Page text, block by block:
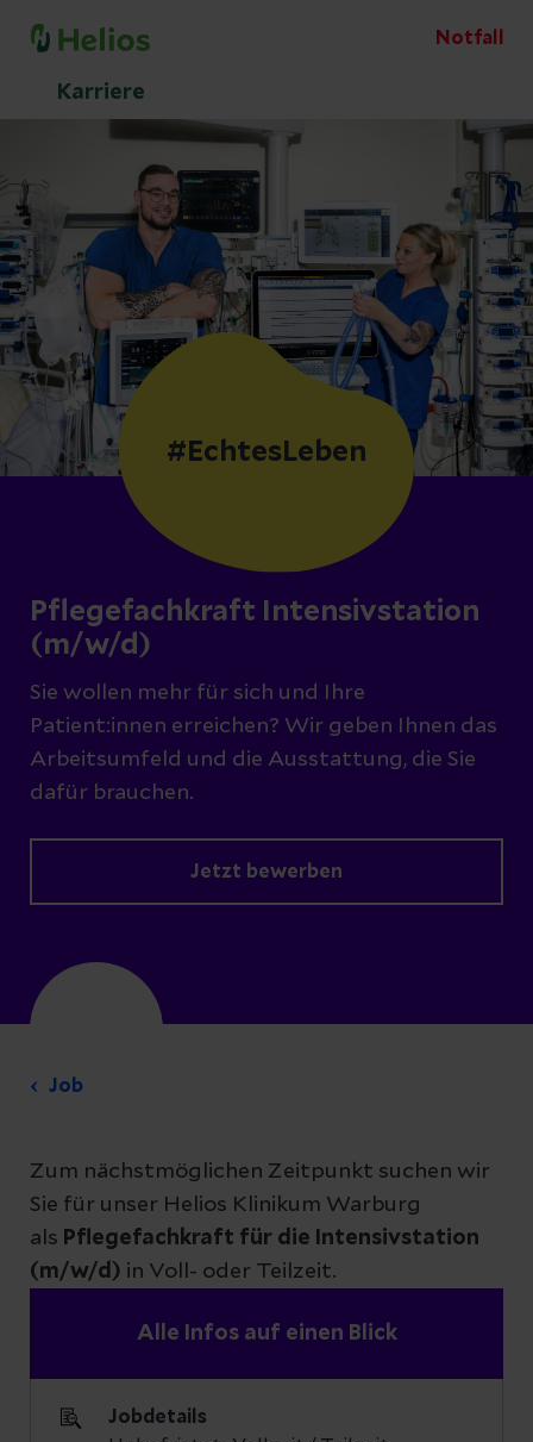
Notfall
Karriere
Pflegefachkraft Intensivstation
(m/w/d)
Sie wollen mehr für sich und Ihre
Patient:innen erreichen? Wir geben Ihnen das
Arbeitsumfeld und die Ausstattung, die Sie
dafür brauchen.
Jetzt bewerben
#EchtesLeben
Job
Zum nächstmöglichen Zeitpunkt suchen wir
Sie für unser Helios Klinikum Warburg
als Pflegefachkraft für die Intensivstation
(m/w/d) in Voll- oder Teilzeit.
Alle Infos auf einen Blick
Jobdetails